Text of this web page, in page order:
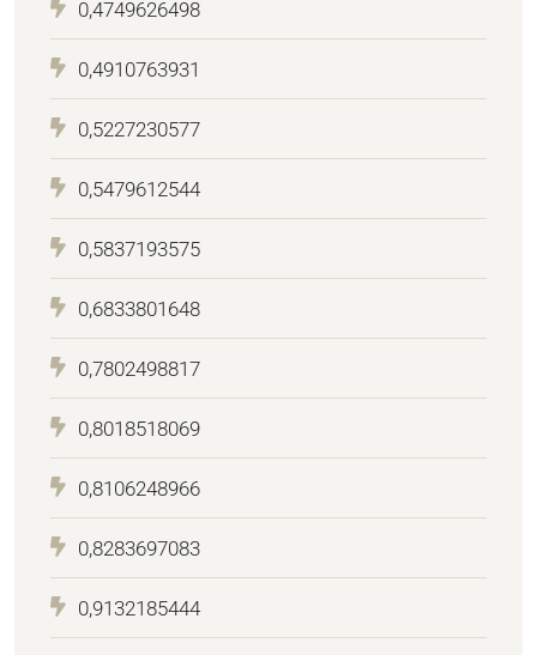
0,4749626498
0,4910763931
0,5227230577
0,5479612544
0,5837193575
0,6833801648
0,7802498817
0,8018518069
0,8106248966
0,8283697083
0,9132185444